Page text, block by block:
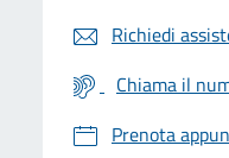
Richiedi
Chiama il
Prenota